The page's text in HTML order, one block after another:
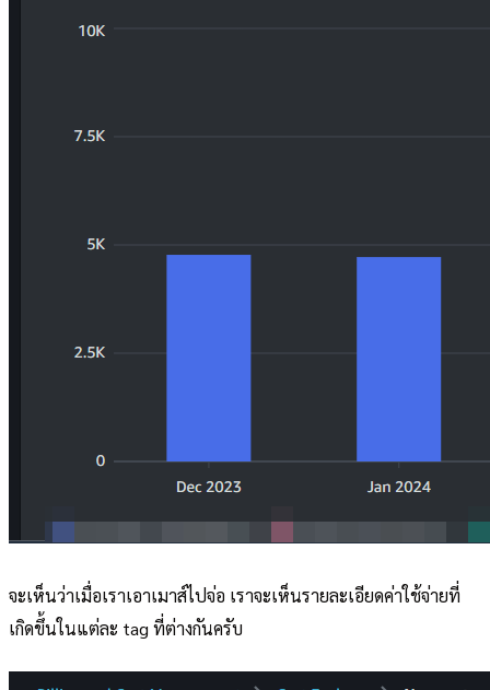
จะเห็นว่าเมื่อเราเอาเมาส์ไปจ่อ เราจะเห็นรายละเอียดค่าใช้จ่ายที่
เกิดขึ้นในแต่ละ tag ที่ต่างกันครับ